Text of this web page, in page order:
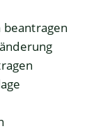
beantragen